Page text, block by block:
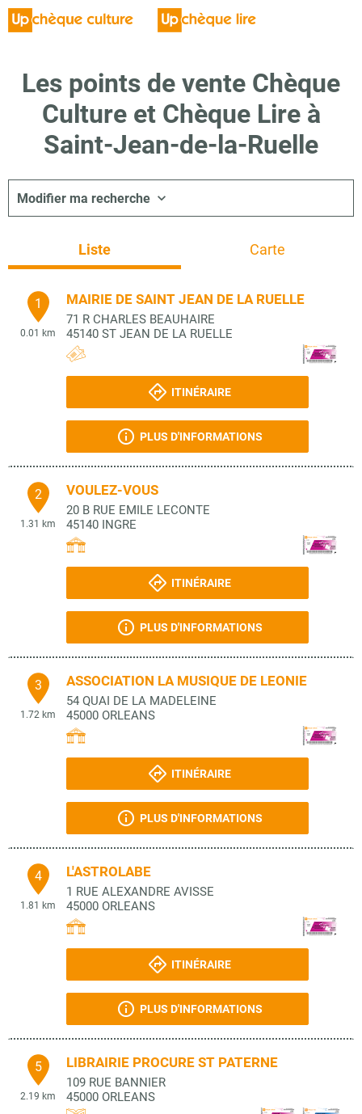
Les points de vente Chèque
Culture et Chèque Lire à
Saint-Jean-de-la-Ruelle
Modifier ma recherche
Liste Carte
1
0.01 km
MAIRIE DE SAINT JEAN DE LA RUELLE
71 R CHARLES BEAUHAIRE
45140 ST JEAN DE LA RUELLE
ITINÉRAIRE
PLUS D'INFORMATIONS
2
1.31 km
VOULEZ-VOUS
20 B RUE EMILE LECONTE
45140 INGRE
ITINÉRAIRE
PLUS D'INFORMATIONS
3
1.72 km
ASSOCIATION LA MUSIQUE DE LEONIE
54 QUAI DE LA MADELEINE
45000 ORLEANS
ITINÉRAIRE
PLUS D'INFORMATIONS
4
1.81 km
L'ASTROLABE
1 RUE ALEXANDRE AVISSE
45000 ORLEANS
ITINÉRAIRE
PLUS D'INFORMATIONS
5
2.19 km
LIBRAIRIE PROCURE ST PATERNE
109 RUE BANNIER
45000 ORLEANS